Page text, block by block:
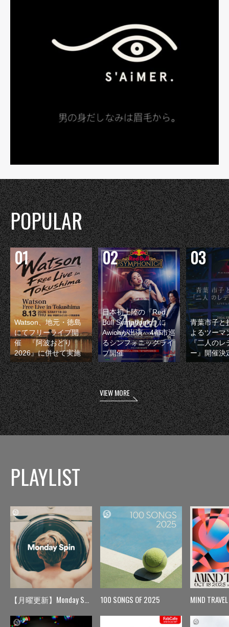
POPULAR
Watson、地元・徳島
にてフリーライブ開
催 『阿波おどり
2026』に併せて実施
日本初上陸の『Red
Bull Symphonic』に
Awichが出演 4都市巡
るシンフォニックライ
ブ開催
青葉市子と
よるツーマ
『二人のレ
ー』開催決
VIEW MORE
PLAYLIST
【月曜更新】Monday Spin 100 SONGS OF 2025 MIND TRAVEL